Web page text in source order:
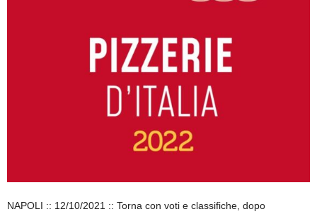
NAPOLI :: 12/10/2021 :: Torna con voti e classifiche, dopo